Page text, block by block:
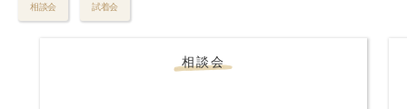
相談会 試着会
相談会